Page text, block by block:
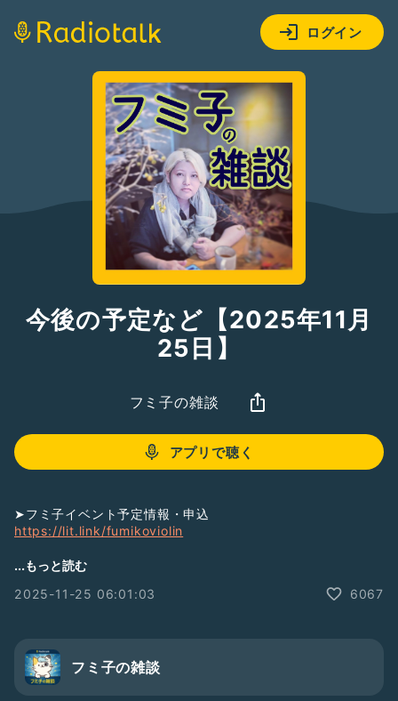
ログイン
今後の予定など【2025年11月
25日】
フミ子の雑談
アプリで聴く
➤フミ子イベント予定情報・申込
https://lit.link/fumikoviolin
【イベントスケジュール】
11/28 レンタルフミ子(東京)
11/29 昔の曲を弾こう会(東京)
11/30 お茶会(東京)🈵
11/30 小フーガ(東京)🈵
...もっと読む
2025-11-25 06:01:03
6067
フミ子の雑談